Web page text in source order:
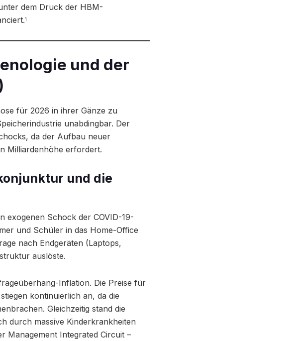
dem Druck der HBM-
1
und der
für 2026 in ihrer Gänze zu
unabdingbar. Der
da der Aufbau neuer
Milliardenhöhe erfordert.
und die
exogenen Schock der COVID-19-
und Schüler in das Home-Office
nach Endgeräten (Laptops,
auslöste.
Inflation. Die Preise für
kontinuierlich an, da die
Gleichzeitig stand die
durch massive Kinderkrankheiten
Management Integrated Circuit –